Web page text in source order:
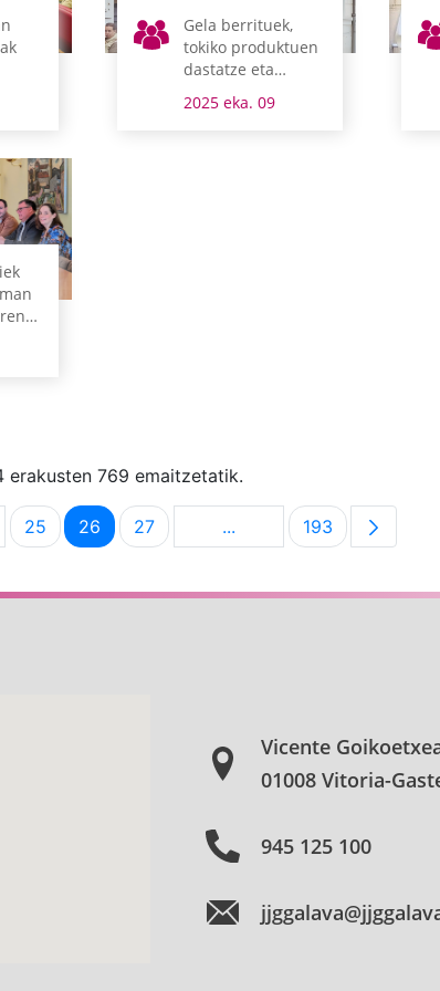
Gela berrituek,
tokiko produktuen
dastatze eta
photocall-ek eta
2025 eka. 09
I.
erakusten 769 emaitzetatik.
Pages Use TAB to navigate.
Orrialdea
25 Orrialdea
26 Orrialdea
27 ...Intermediate Pages Use
Orrialdea
193
Vicente
01008 Vitoria-
945 125 100